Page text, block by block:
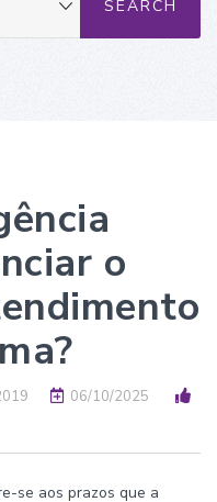
o
06/10/2025
se aos prazos que a